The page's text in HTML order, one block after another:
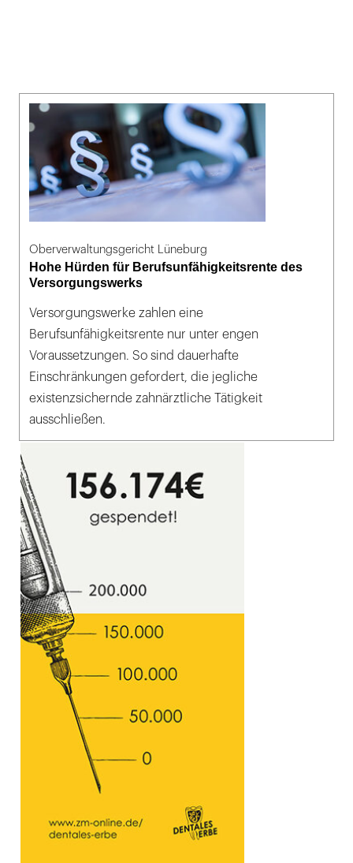
Oberverwaltungsgericht Lüneburg
Hohe Hürden für Berufsunfähigkeitsrente des
Versorgungswerks
Versorgungswerke zahlen eine
Berufsunfähigkeitsrente nur unter engen
Voraussetzungen. So sind dauerhafte
Einschränkungen gefordert, die jegliche
existenzsichernde zahnärztliche Tätigkeit
ausschließen.